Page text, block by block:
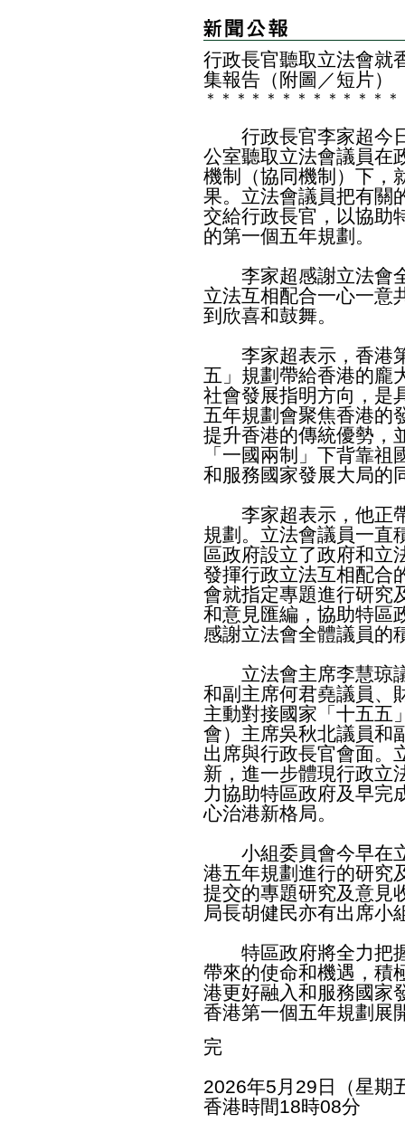
行政長官聽取立法會就
集報告（附圖／短片）
＊ ＊ ＊ ＊ ＊ ＊ ＊ ＊ ＊ ＊ ＊ ＊ ＊
行政長官李家超今日
公室聽取立法會議員在
機制（協同機制）下，
果。立法會議員把有關
交給行政長官，以協助
的第一個五年規劃。
李家超感謝立法會全
立法互相配合一心一意
到欣喜和鼓舞。
李家超表示，香港第
五」規劃帶給香港的龐
社會發展指明方向，是
五年規劃會聚焦香港的
提升香港的傳統優勢，
「一國兩制」下背靠
和服務國家發展大局的
李家超表示，他正帶
規劃。立法會議員一直
區政府設立了政府和立
發揮行政立法互相配合
會就指定專題進行研究
和意見匯編，協助特區
感謝立法會全體議員的
立法會主席李慧琼議
和副主席何君堯議員、
主動對接國家「十五五
會）主席吳秋北議員和
出席與行政長官會面。
新，進一步體現行政立
力協助特區政府及早完
心治港新格局。
小組委員會今早在立
港五年規劃進行的研究
提交的專題研究及意見
局長胡健民亦有出席小
特區政府將全力把握
帶來的使命和機遇，積
港更好融入和服務國家
香港第一個五年規劃展
完
2026年5月29日（星期
香港時間18時08分